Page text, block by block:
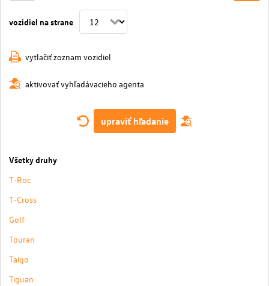
vozidiel na strane
vytlačiť zoznam vozidiel
aktivovať vyhľadávacieho agenta
upraviť hľadanie
Všetky druhy
T-Roc
T-Cross
Golf
Touran
Taigo
Tiguan